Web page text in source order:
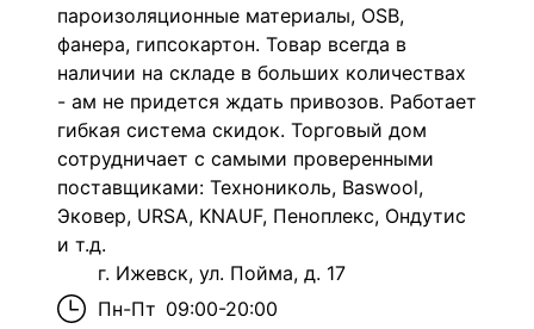
пароизоляционные материалы, OSB,
фанера, гипсокартон. Товар всегда в
наличии на складе в больших количествах
- ам не придется ждать привозов. Работает
гибкая система скидок. Торговый дом
сотрудничает с самыми проверенными
поставщиками: Технониколь, Baswool,
Эковер, URSA, KNAUF, Пеноплекс, Ондутис
и т.д.
г. Ижевск, ул. Пойма, д. 17
Пн-Пт 09:00-20:00